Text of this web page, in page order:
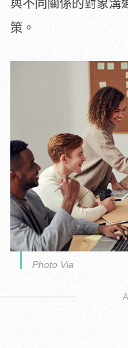
與不同關係的對象溝
策。
Photo Via